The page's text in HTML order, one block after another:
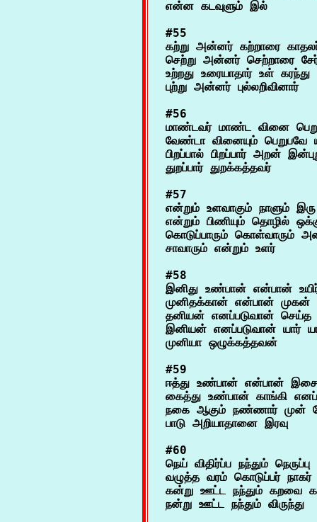
#55
கற்று அன்னர் கற்றாரை
செற்று அன்னர் செற்றாரை
உற்றது உரையாதார் உள் கரந்து
#56
மாண்டவர் மாண்ட வினை
வேண்டா வினையும் பெறுபவே
பிறப்பால் பிறப்பார் அறன்
#57
என்றும் உளவாகும் நாளும் இரு
என்றும் பிணியும் தொழில்
கொடுப்பாரும் கொள்வாரும்
#58
இனிது உண்பான் என்பான்
முனிதக்கான் என்பான் முகன்
தனியன் எனப்படுவான்
இனியன் எனப்படுவான் யார்
#59
ஈத்து உண்பான் என்பான்
கைத்து உண்பான் காங்கி
நகை ஆகும் நண்ணார் முன்
#60
நெய் விதிர்ப்ப நந்தும்
வழுத்த வரம் கொடுப்பர் நாகர்
கன்று ஊட்ட நந்தும் கறவை